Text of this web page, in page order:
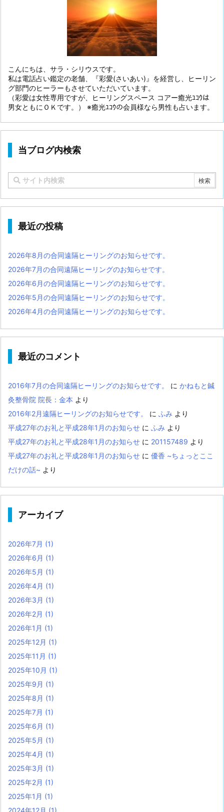
こんにちは、サラ・シリウスです。
私は電話占い鑑定の老舗、『彩愛(さいあい)』を経営し、ヒーリン
グ部門のヒーラーもさせていただいています。
（彩愛は女性専用ですが、ヒーリングスペース コアー癒光ﾕｺｳは
男女ともにＯＫです。） ※癒光ﾕｺｳの会員様なら男性も占います。
当ブログ内検索
最近の投稿
2026年8月の合同遠隔ヒーリングのお知らせです。
2026年7月の合同遠隔ヒーリングのお知らせです。
2026年6月の合同遠隔ヒーリングのお知らせです。
2026年5月の合同遠隔ヒーリングのお知らせです。
2026年4月の合同遠隔ヒーリングのお知らせです。
最近のコメント
2016年7月の合同遠隔ヒーリングのお知らせです。 に かねもと鍼
灸整骨院 院長：金本 より
2016年2月遠隔ヒーリングのお知らせです。
に ふみ より
平成27年のお礼と平成28年1月のお知らせ に ふみ より
平成27年のお礼と平成28年1月のお知らせ に 201157489 より
平成27年のお礼と平成28年1月のお知らせ に 優香 ~ちょっとここ
だけの話~ より
アーカイブ
2026年7月 (1)
2026年6月 (1)
2026年5月 (1)
2026年4月 (1)
2026年3月 (1)
2026年2月 (1)
2026年1月 (1)
2025年12月 (1)
2025年11月 (1)
2025年10月 (1)
2025年9月 (1)
2025年8月 (1)
2025年7月 (1)
2025年6月 (1)
2025年5月 (1)
2025年4月 (1)
2025年3月 (1)
2025年2月 (1)
2025年1月 (1)